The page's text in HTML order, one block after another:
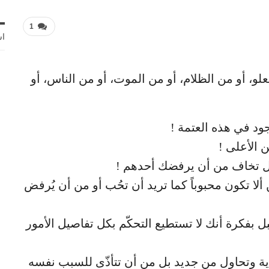
1
أو من الظلام، أو من الموت، أو من الناس، أو
في هذه العتمة !
الأعلى !
تخاف من أن يرفضك أحدهم !
تكون محبوباً كما تريد أن تحُب أو من أن يُرفض
أنك لا تستطيع التحكّم بكل تفاصيل الأمور
وتحاول من جديد بل من أن تتأذّى للسبب نفسه